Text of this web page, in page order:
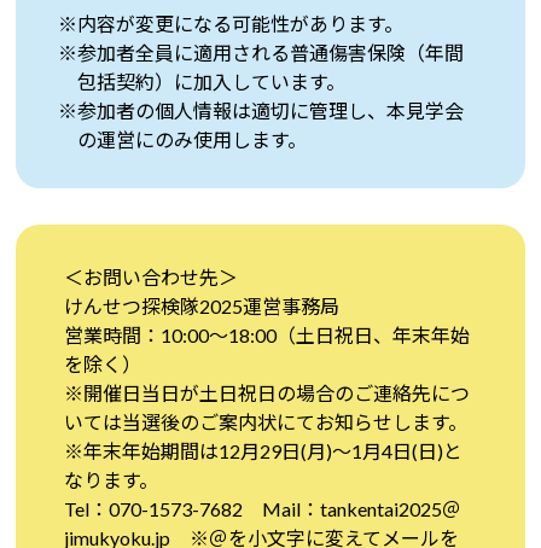
※内容が変更になる可能性があります。
※参加者全員に適用される普通傷害保険（年間
包括契約）に加入しています。
※参加者の個人情報は適切に管理し、本見学会
の運営にのみ使用します。
＜お問い合わせ先＞
けんせつ探検隊2025運営事務局
営業時間：10:00～18:00（土日祝日、年末年始
を除く）
※開催日当日が土日祝日の場合のご連絡先につ
いては当選後のご案内状にてお知らせします。
※年末年始期間は12月29日(月)～1月4日(日)と
なります。
Tel：070-1573-7682 Mail：tankentai2025＠
jimukyoku.jp ※＠を小文字に変えてメールを